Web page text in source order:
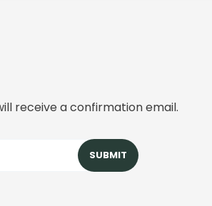
receive a confirmation email.